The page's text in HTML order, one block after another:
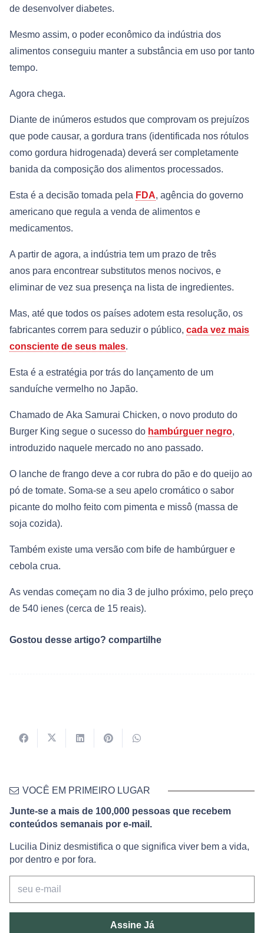
de desenvolver diabetes.
Mesmo assim, o poder econômico da indústria dos
alimentos conseguiu manter a substância em uso por tanto
tempo.
Agora chega.
Diante de inúmeros estudos que comprovam os prejuízos
que pode causar, a gordura trans (identificada nos rótulos
como gordura hidrogenada) deverá ser completamente
banida da composição dos alimentos processados.
Esta é a decisão tomada pela FDA, agência do governo
americano que regula a venda de alimentos e
medicamentos.
A partir de agora, a indústria tem um prazo de três
anos para encontrear substitutos menos nocivos, e
eliminar de vez sua presença na lista de ingredientes.
Mas, até que todos os países adotem esta resolução, os
fabricantes correm para seduzir o público, cada vez mais
consciente de seus males.
Esta é a estratégia por trás do lançamento de um
sanduíche vermelho no Japão.
Chamado de Aka Samurai Chicken, o novo produto do
Burger King segue o sucesso do hambúrguer negro,
introduzido naquele mercado no ano passado.
O lanche de frango deve a cor rubra do pão e do queijo ao
pó de tomate. Soma-se a seu apelo cromático o sabor
picante do molho feito com pimenta e missô (massa de
soja cozida).
Também existe uma versão com bife de hambúrguer e
cebola crua.
As vendas começam no dia 3 de julho próximo, pelo preço
de 540 ienes (cerca de 15 reais).
Gostou desse artigo? compartilhe
VOCÊ EM PRIMEIRO LUGAR
Junte-se a mais de 100,000 pessoas que recebem
conteúdos semanais por e-mail.
Lucilia Diniz desmistifica o que significa viver bem a vida,
por dentro e por fora.
Assine Já